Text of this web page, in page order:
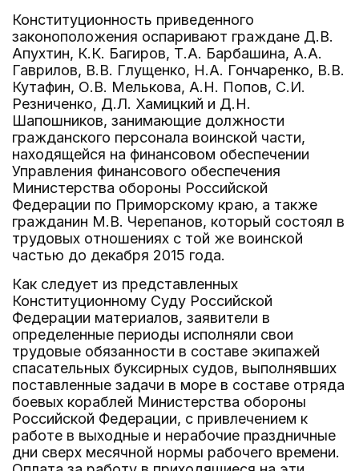
Конституционность приведенного
законоположения оспаривают граждане Д.В.
Апухтин, К.К. Багиров, Т.А. Барбашина, А.А.
Гаврилов, В.В. Глущенко, Н.А. Гончаренко, В.В.
Кутафин, О.В. Мелькова, А.Н. Попов, С.И.
Резниченко, Д.Л. Хамицкий и Д.Н.
Шапошников, занимающие должности
гражданского персонала воинской части,
находящейся на финансовом обеспечении
Управления финансового обеспечения
Министерства обороны Российской
Федерации по Приморскому краю, а также
гражданин М.В. Черепанов, который состоял в
трудовых отношениях с той же воинской
частью до декабря 2015 года.
Как следует из представленных
Конституционному Суду Российской
Федерации материалов, заявители в
определенные периоды исполняли свои
трудовые обязанности в составе экипажей
спасательных буксирных судов, выполнявших
поставленные задачи в море в составе отряда
боевых кораблей Министерства обороны
Российской Федерации, с привлечением к
работе в выходные и нерабочие праздничные
дни сверх месячной нормы рабочего времени.